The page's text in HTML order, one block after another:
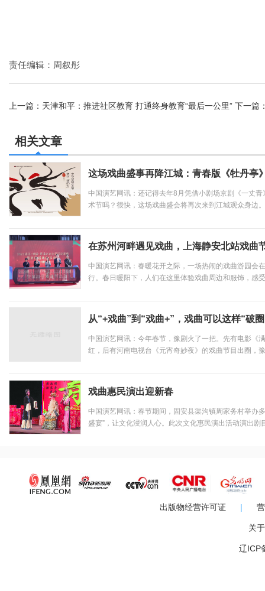
责任编辑：周叙彤
上一篇： 天津和平：推进社区教育 打通终身教育“最后一公里” 下一篇
相关文章
这场戏曲盛事再降江城：青春版《牡丹亭
中国演艺网讯：还记得去年8月凭借小剧场京剧《一丈青
术节吗？很快，这场戏曲盛会将再次来到江城观众身边
在苏州河畔遇见戏曲，上海静安北站戏曲
中国演艺网讯：春暖花开之际，一场热闹的戏曲游园会
行。春日暖阳下，人们在这里体验戏曲周边和服饰，感
从“+戏曲”到“戏曲+”，戏曲可以这样“破
中国演艺网讯：今年春节，豫剧火了一把。先有电影《
红，后有河南电视台《元宵奇妙夜》的戏曲节目出圈，
戏曲惠民演出迎新春
中国演艺网讯：春节期间，固安县渠沟镇周家务村举办
盛宴”，让文化浸润人心。此次文化惠民演出活动演出
出版物经营许可证 |
关
辽ICP